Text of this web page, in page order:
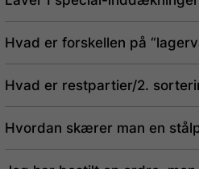
Hvad er forskellen på
Hvad er restpartier/2.
Hvordan skærer man en